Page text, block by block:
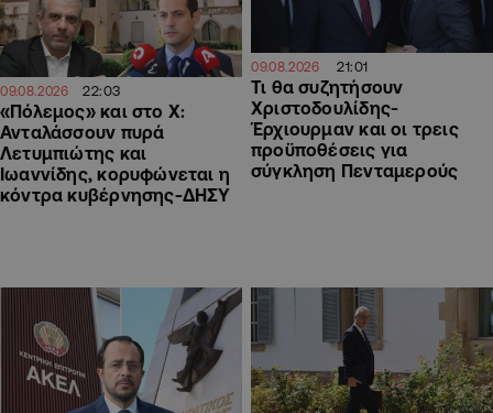
09.08.2026 22:03
«Πόλεμος» και στο Χ:
Ανταλάσσουν πυρά
Λετυμπιώτης και
Ιωαννίδης, κορυφώνεται η
κόντρα κυβέρνησης-ΔΗΣΥ
09.08.2026 21:01
Τι θα συζητήσουν
Χριστοδουλίδης-
Έρχιουρμαν και οι τρεις
προϋποθέσεις για
σύγκληση Πενταμερούς